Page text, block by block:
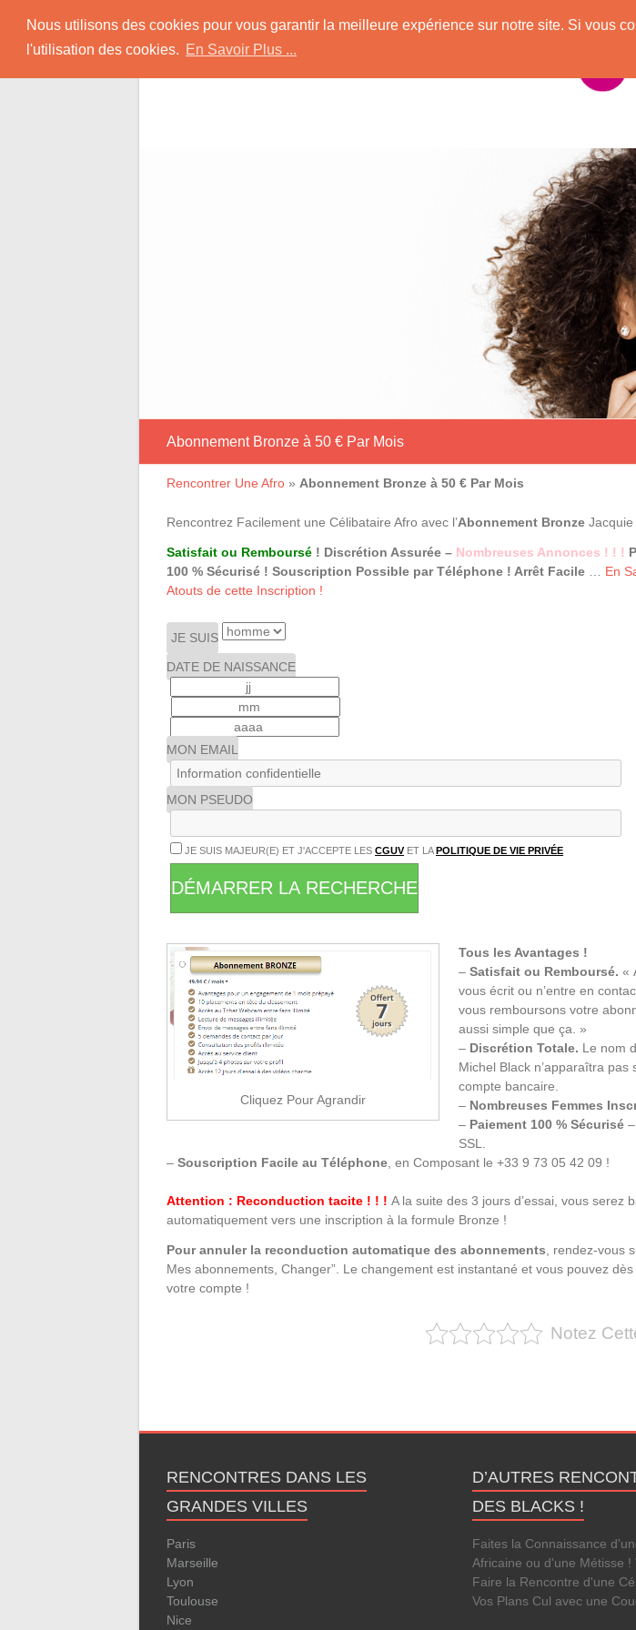
Nous utilisons des cookies pour vous garantir la meilleure expérience sur notre site. Si vous
l'utilisation des cookies. En Savoir Plus ...
content
Rencontrer-Afro
Conseils pour des Rencontres Coquines avec des Afros !
Abonnement Bronze à 50 € Par Mois
Rencontrer Une Afro » Abonnement Bronze à 50 € Par Mois
Rencontrez Facilement une Célibataire Afro avec l’Abonnement Bronze Jacquie
Satisfait ou Remboursé ! Discrétion Assurée – Nombreuses Annonces ! ! !
100 % Sécurisé ! Souscription Possible par Téléphone ! Arrêt Facile
En
Atouts de cette Inscription !
JE SUIS
DATE DE NAISSANCE
MON EMAIL
MON PSEUDO
JE SUIS MAJEUR(E) ET J'ACCEPTE LES CGUVET LAPOLITIQUE DE VIE PRIVÉE
DÉMARRER LA RECHERCHE
Cliquez Pour Agrandir
Tous les Avantages !
– Satisfait ou Remboursé. «
vous écrit ou n’entre en
vous remboursons votre
aussi simple que ça. »
– Discrétion Totale. Le nom
Michel Black n’apparaîtra pas
compte bancaire.
– Nombreuses Femmes
– Paiement 100 % Sécurisé
SSL.
– Souscription Facile au Téléphone , en Composant le +33 9 73 05 42 09 !
Attention : Reconduction tacite ! ! ! A la suite des 3 jours d’essai, vous serez
automatiquement vers une inscription à la formule Bronze !
Pour annuler la reconduction automatique des abonnements , rendez-vous
Mes abonnements, Changer”. Le changement est instantané et vous pouvez
votre compte !
Notez
RENCONTRES DANS LES
GRANDES VILLES
Paris
Marseille
Lyon
Toulouse
Nice
D’AUTRES
DES BLACKS !
Faites la Connaissance
Africaine ou d'une Métisse !
Faire la Rencontre d'une
Vos Plans Cul avec une